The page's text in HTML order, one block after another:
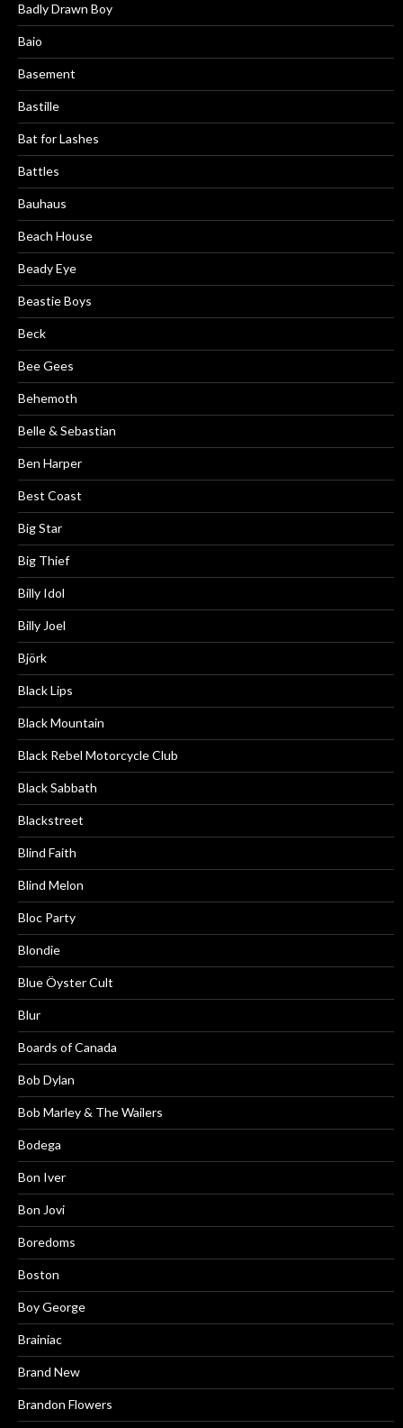
Badly Drawn Boy
Baio
Basement
Bastille
Bat for Lashes
Battles
Bauhaus
Beach House
Beady Eye
Beastie Boys
Beck
Bee Gees
Behemoth
Belle & Sebastian
Ben Harper
Best Coast
Big Star
Big Thief
Billy Idol
Billy Joel
Björk
Black Lips
Black Mountain
Black Rebel Motorcycle Club
Black Sabbath
Blackstreet
Blind Faith
Blind Melon
Bloc Party
Blondie
Blue Öyster Cult
Blur
Boards of Canada
Bob Dylan
Bob Marley & The Wailers
Bodega
Bon Iver
Bon Jovi
Boredoms
Boston
Boy George
Brainiac
Brand New
Brandon Flowers